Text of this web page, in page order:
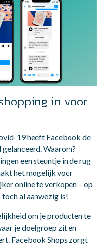
in voor
19 heeft Facebook de
Waarom?
een steuntje in de rug
het mogelijk voor
online te verkopen – op
al aanwezig is!
om je producten te
je doelgroep zit en
Facebook Shops zorgt